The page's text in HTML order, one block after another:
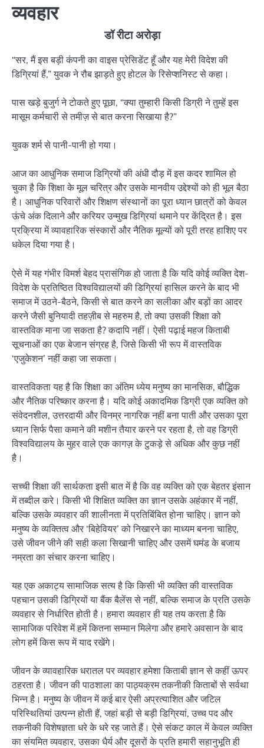
व्यवहार
डॉ रीटा अरोड़ा
“सर, मैं इस बड़ी कंपनी का वाइस प्रेसिडेंट हूँ और यह मेरी विदेश की
डिग्रियां हैं,” युवक ने रौब झाड़ते हुए होटल के रिसेप्शनिस्ट से कहा।
पास खड़े बुजुर्ग ने टोकते हुए पूछा, “क्या तुम्हारी किसी डिग्री ने तुम्हें इस
मासूम कर्मचारी से तमीज़ से बात करना सिखाया है?”
युवक शर्म से पानी-पानी हो गया।
आज का आधुनिक समाज डिग्रियों की अंधी दौड़ में इस कदर शामिल हो
चुका है कि शिक्षा के मूल चरित्र और उसके मानवीय उद्देश्यों को ही भूल बैठा
है। आधुनिक परिवारों और शिक्षण संस्थानों का पूरा ध्यान छात्रों को केवल
ऊंचे अंक दिलाने और करियर उन्मुख डिग्रियां थमाने पर केंद्रित है। इस
प्रक्रिया में व्यावहारिक संस्कारों और नैतिक मूल्यों को पूरी तरह हाशिए पर
धकेल दिया गया है।
ऐसे में यह गंभीर विमर्श बेहद प्रासंगिक हो जाता है कि यदि कोई व्यक्ति देश-
विदेश के प्रतिष्ठित विश्वविद्यालयों की डिग्रियां हासिल करने के बाद भी
समाज में उठने-बैठने, किसी से बात करने का सलीका और बड़ों का आदर
करने जैसी बुनियादी तहज़ीब से महरुम है, तो क्या उसकी शिक्षा को
वास्तविक माना जा सकता है? कदापि नहीं। ऐसी पढ़ाई महज किताबी
सूचनाओं का एक बेजान संग्रह है, जिसे किसी भी रूप में वास्तविक
‘एजुकेशन’ नहीं कहा जा सकता।
वास्तविकता यह है कि शिक्षा का अंतिम ध्येय मनुष्य का मानसिक, बौद्धिक
और नैतिक परिष्कार करना है। यदि कोई अकादमिक डिग्री एक व्यक्ति को
संवेदनशील, उत्तरदायी और विनम्र नागरिक नहीं बना पाती और उसका पूरा
ध्यान सिर्फ पैसा कमाने की मशीन तैयार करने पर रहता है, तो वह डिग्री
विश्वविद्यालय के मुहर वाले एक कागज़ के टुकड़े से अधिक और कुछ नहीं
है।
सच्ची शिक्षा की सार्थकता इसी बात में है कि वह व्यक्ति को एक बेहतर इंसान
में तब्दील करे। किसी भी शिक्षित व्यक्ति का ज्ञान उसके अहंकार में नहीं,
बल्कि उसके व्यवहार की शालीनता में प्रतिबिंबित होना चाहिए। ज्ञान को
मनुष्य के व्यक्तित्व और ‘बिहेवियर’ को निखारने का माध्यम बनना चाहिए,
उसे जीवन जीने की सही कला सिखानी चाहिए और उसमें घमंड के बजाय
नम्रता का संचार करना चाहिए।
यह एक अकाट्य सामाजिक सत्य है कि किसी भी व्यक्ति की वास्तविक
पहचान उसकी डिग्रियों या बैंक बैलेंस से नहीं, बल्कि समाज के प्रति उसके
व्यवहार से निर्धारित होती है। हमारा व्यवहार ही यह तय करता है कि
सामाजिक परिवेश में हमें कितना सम्मान मिलेगा और हमारे अवसान के बाद
लोग हमें किस रूप में याद रखेंगे।
जीवन के व्यावहारिक धरातल पर व्यवहार हमेशा किताबी ज्ञान से कहीं ऊपर
ठहरता है। जीवन की पाठशाला का पाठ्यक्रम तकनीकी किताबों से सर्वथा
भिन्न है। मनुष्य के जीवन में कई बार ऐसी अप्रत्याशित और जटिल
परिस्थितियां उत्पन्न होती हैं, जहां बड़ी से बड़ी डिग्रियां, उच्च पद और
तकनीकी विशेषज्ञता धरे के धरे रह जाते हैं। ऐसे संकट काल में केवल व्यक्ति
का संयमित व्यवहार, उसका धैर्य और दूसरों के प्रति हमारी सहानुभूति ही